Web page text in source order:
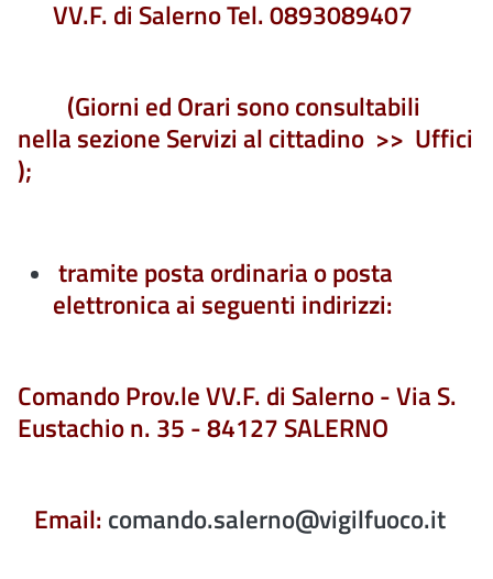
VV.F. di Salerno Tel. 0893089407
(Giorni ed Orari sono consultabili
nella sezione Servizi al cittadino >> Uffici
);
tramite posta ordinaria o posta
elettronica ai seguenti indirizzi:
Comando Prov.le VV.F. di Salerno - Via S.
Eustachio n. 35 - 84127 SALERNO
Email: comando.salerno@vigilfuoco.it